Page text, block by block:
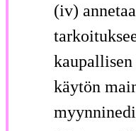
(iv)
kaupallisen
käytön